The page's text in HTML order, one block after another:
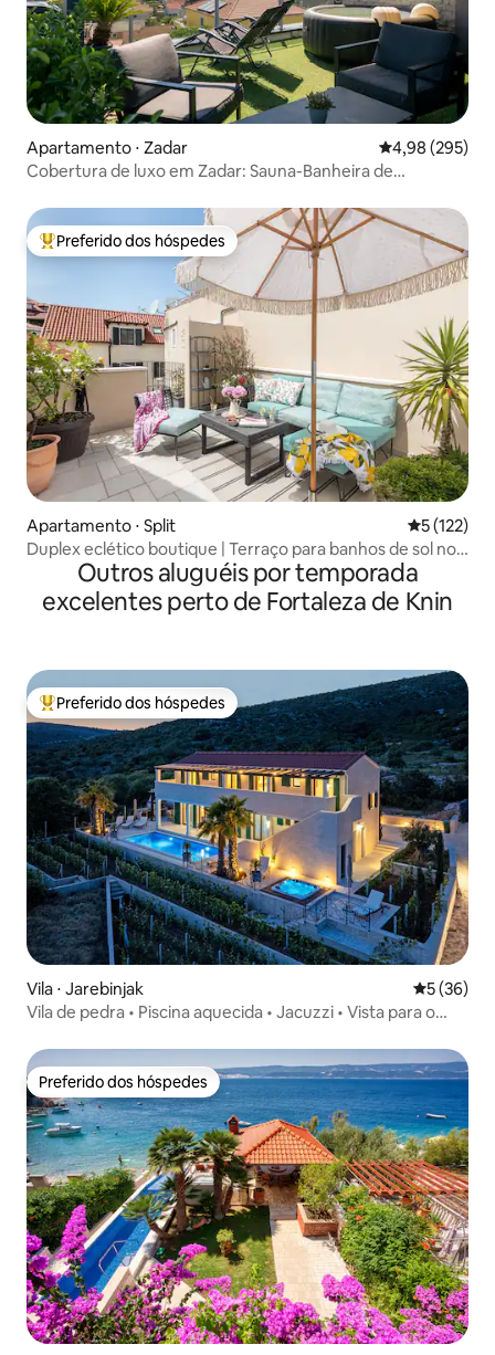
Apartamento ⋅ Zadar 4,98 de uma
4,98 (295)
Cobertura de luxo em Zadar: Sauna-Banheira de
Entre os melhores preferidos dos hóspedes
Preferido dos hóspedes
Apartamento ⋅ Split 5 de uma
5 (122)
Duplex eclético boutique | Terraço para banhos de sol no
telhado | 3 AC
Outros aluguéis por temporada
excelentes perto de Fortaleza de Knin
Entre os melhores preferidos dos hóspedes
Preferido dos hóspedes
Vila ⋅ Jarebinjak 5 de uma
5 (36)
Vila de pedra • Piscina aquecida • Jacuzzi • Vista para o
Preferido dos hóspedes
Preferido dos hóspedes